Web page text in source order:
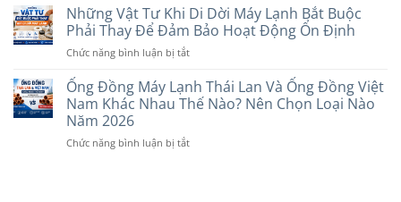
2026
Chi
Tiết
Khi
Chọn
Năm
Daphaco:
Nên
Loại
Cho
Máy
2026?
1
Pha
Và
CB
Pha
Khác
Thế
Những Vật Tư Khi Di Dời Máy Lạnh Bắt Buộc
Phải Thay Để Đảm Bảo Hoạt Động Ổn Định
Chức năng bình luận bị tắtở
Vật
Tư
Khi
Dời
Ống Đồng Máy Lạnh Thái Lan Và Ống Đồng Việt
Nam Khác Nhau Thế Nào? Nên Chọn Loại Nào
Năm 2026
Chức năng bình luận bị tắtở